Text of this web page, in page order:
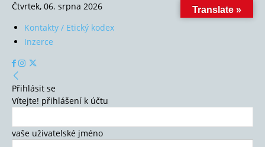
Čtvrtek, 06. srpna 2026
Kontakty / Etický kodex
Inzerce
Přihlásit se
Vítejte! přihlášení k účtu
vaše uživatelské jméno
Translate »